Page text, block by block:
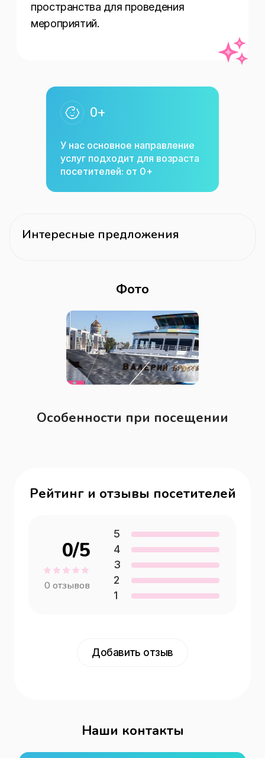
пространства для проведения
мероприятий.
0+
У нас основное направление
услуг подходит для возраста
посетителей: от 0+
Интересные предложения
Фото
Особенности при посещении
Рейтинг и отзывы посетителей
0/5
0 отзывов
5
4
3
2
1
Добавить отзыв
Наши контакты